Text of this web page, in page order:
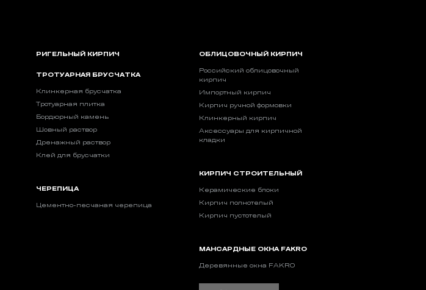
РИГЕЛЬНЫЙ КИРПИЧ
ТРОТУАРНАЯ БРУСЧАТКА
Клинкерная брусчатка
Тротуарная плитка
Бордюрный камень
Шовный раствор
Дренажный раствор
Клей для брусчатки
ЧЕРЕПИЦА
Цементно-песчаная черепица
ОБЛИЦОВОЧНЫЙ КИРПИЧ
Российский облицовочный
кирпич
Импортный кирпич
Кирпич ручной формовки
Клинкерный кирпич
Аксессуары для кирпичной
кладки
КИРПИЧ СТРОИТЕЛЬНЫЙ
Керамические блоки
Кирпич полнотелый
Кирпич пустотелый
МАНСАРДНЫЕ ОКНА FAKRO
Деревянные окна FAKRO